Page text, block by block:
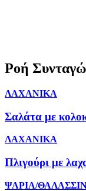
Ροή
ΛΑΧΑΝΙΚΑ
Σαλάτα με
ΛΑΧΑΝΙΚΑ
Πλιγούρι με
ΨΑΡΙΑ/